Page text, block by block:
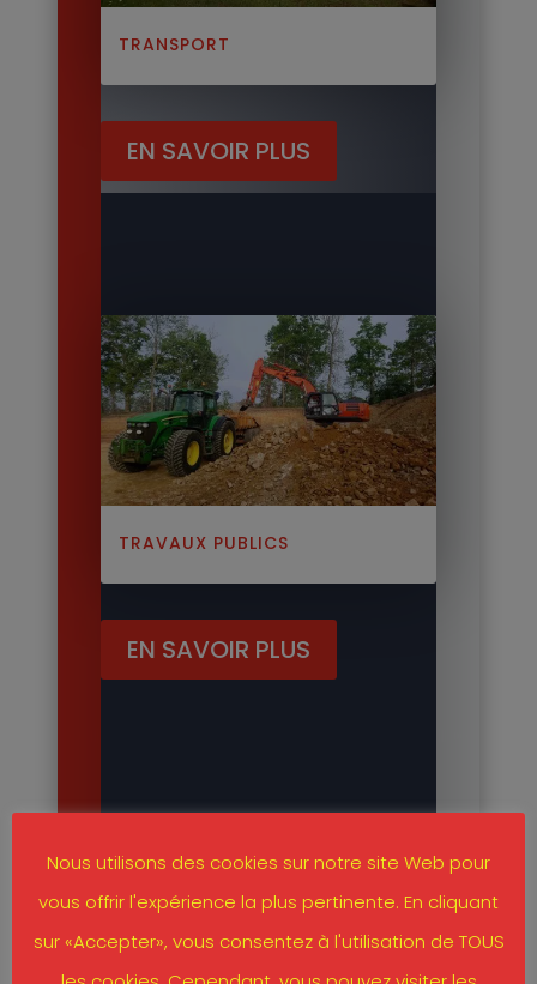
TRANSPORT
EN SAVOIR PLUS
TRAVAUX PUBLICS
EN SAVOIR PLUS
Nous utilisons des cookies sur notre site Web pour
vous offrir l'expérience la plus pertinente. En cliquant
sur «Accepter», vous consentez à l'utilisation de TOUS